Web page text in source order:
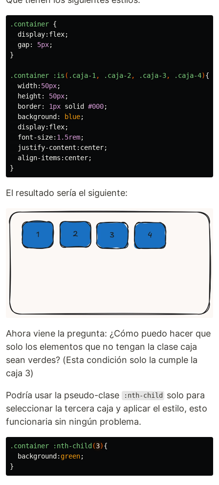
.container {
display: flex;
gap: 5px;
}
.container :is ( .caja-1 , .caja-2 , .caja-3, .caja-4){
width: 50px;
height : 50px;
border: 1px solid #000;
background : blue;
display: flex;
font-size: 1.5rem;
justify-content : center;
align-items : center;
}
El resultado sería el siguiente:
Ahora viene la pregunta: ¿Cómo puedo hacer que
solo los elementos que no tengan la clase caja
sean verdes? (Esta condición solo la cumple la
caja 3)
Podría usar la pseudo-clase :nth-child
solo para
seleccionar la tercera caja y aplicar el estilo, esto
funcionaria sin ningún problema.
.container :nth-child (3){
background : green;
}